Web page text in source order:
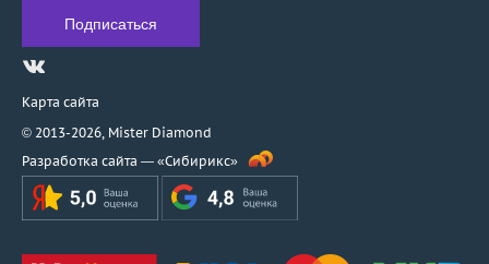
Карта сайта
© 2013-2026, Mister Diamond
Разработка сайта — «Сибирикс»